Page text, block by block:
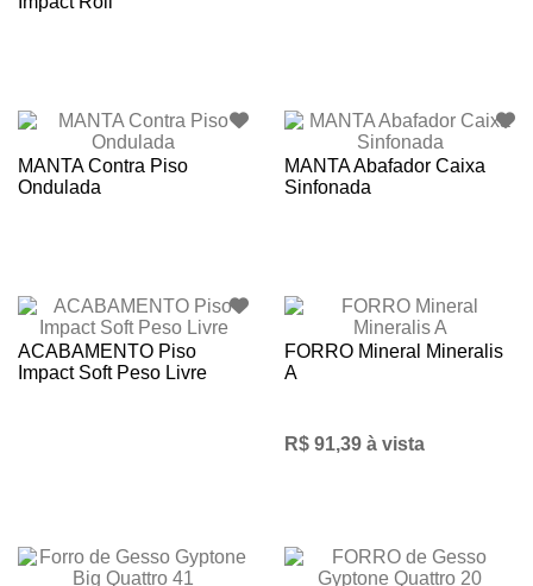
MANTA Contra Piso
Ondulada
MANTA Abafador Caixa
Sinfonada
ACABAMENTO Piso
Impact Soft Peso Livre
FORRO Mineral Mineralis
A
R$ 91,39 à vista